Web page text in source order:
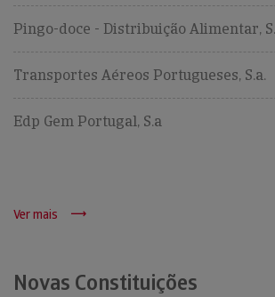
Pingo-doce - Distribuição Alimentar,
Transportes Aéreos Portugueses, S.a.
Edp Gem Portugal, S.a
Ver mais
Novas Constituições